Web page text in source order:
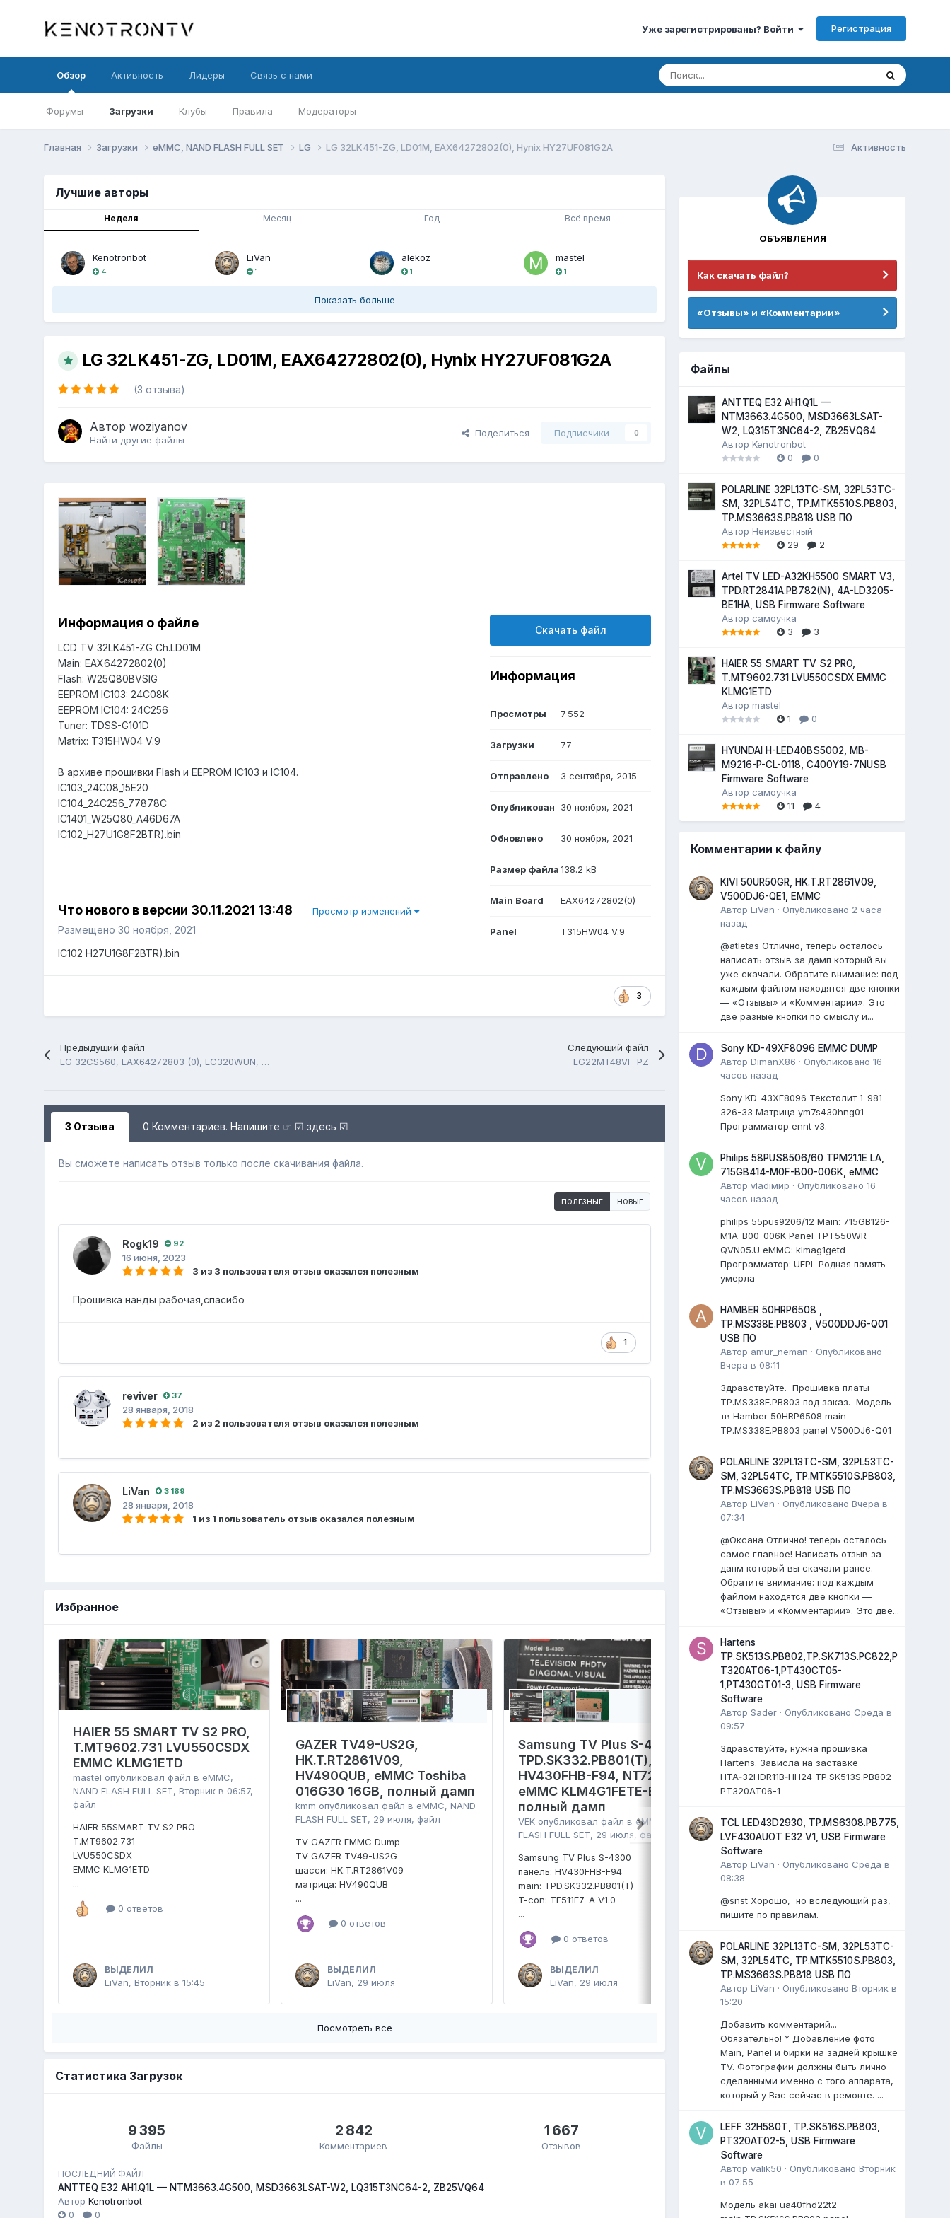
Уже зарегистрированы? Войти Регистрация
Обзор
Форумы Загрузки Клубы Правила Модераторы
Активность Лидеры Связь с нами
Активность
Главная Загрузки eMMC, NAND FLASH FULL SET LG LG 32LK451-ZG, LD01M, EAX64272802(0), Hynix HY27UF081G2A
Лучшие авторы
Неделя Месяц Год Всё время
Kenotronbot
4
LiVan
1
alekoz
1
mastel
1
Показать больше
LG 32LK451-ZG, LD01M, EAX64272802(0), Hynix HY27UF081G2A
(3 отзыва)
Авторwoziyanov
Найти другие файлы
Поделиться Подписчики 0
Информация о файле
LCD TV 32LK451-ZG Ch.LD01M
Main: EAX64272802(0)
Flash: W25Q80BVSIG
EEPROM IC103: 24C08K
EEPROM IC104: 24C256
Tuner: TDSS-G101D
Matrix: T315HW04 V.9
В архиве прошивки Flash и EEPROM IC103 и IC104.
IC103_24C08_15E20
IC104_24C256_77878C
IC1401_W25Q80_A46D67A
IC102_H27U1G8F2BTR).bin
Что нового в версии 30.11.2021 13:48 Просмотр изменений
Размещено30 ноября, 2021
IC102 H27U1G8F2BTR).bin
Скачать файл
Информация
Просмотры 7 552
Загрузки 77
Отправлено 3 сентября, 2015
Опубликован 30 ноября, 2021
Обновлено 30 ноября, 2021
Размер файла138.2 kB
Main Board EAX64272802(0)
Panel T315HW04 V.9
3
Предыдущий файл
LG 32CS560, EAX64272803 (0), LC320WUN, H27U1G8F2BTR-BC
Следующий файл
LG22MT48VF-PZ
3 Отзыва 0 Комментариев. Напишите ☞ ☑ здесь ☑
Вы сможете написать отзыв только после скачивания файла.
ПОЛЕЗНЫЕ НОВЫЕ
Rogk19 92
16 июня, 2023
3 из 3 пользователя отзыв оказался полезным
Прошивка нанды рабочая,спасибо
1
reviver 37
28 января, 2018
2 из 2 пользователя отзыв оказался полезным
LiVan 3 189
28 января, 2018
1 из 1 пользователь отзыв оказался полезным
Избранное
HAIER 55 SMART TV S2 PRO,
T.MT9602.731 LVU550CSDX
EMMC KLMG1ETD
mastel опубликовал файл в eMMC,
NAND FLASH FULL SET,Вторник в 06:57,
файл
HAIER 55SMART TV S2 PRO
T.MT9602.731
LVU550CSDX
EMMC KLMG1ETD
...
0 ответов
ВЫДЕЛИЛ
LiVan,Вторник в 15:45
GAZER TV49-US2G,
HK.T.RT2861V09,
HV490QUB, eMMC Toshiba
016G30 16GB, полный дамп
kmm опубликовал файл в eMMC, NAND
FLASH FULL SET, 29 июля, файл
TV GAZER EMMC Dump
TV GAZER TV49-US2G
шасси: HK.T.RT2861V09
матрица: HV490QUB
...
0 ответов
ВЫДЕЛИЛ
LiVan, 29 июля
Samsung TV Plus S-4300,
TPD.SK332.PB801(T),
HV430FHB-F94, NT72690,
eMMC KLM4G1FETE-B041,
полный дамп
VEK опубликовал файл в eMMC, NAND
FLASH FULL SET, 29 июля, файл
Samsung TV Plus S-4300
панель: HV430FHB-F94
main: TPD.SK332.PB801(T)
T-con: TF511F7-A V1.0
...
0 ответов
ВЫДЕЛИЛ
LiVan, 29 июля
LEFF 50U540S,
TP.SK706S.PC822. Damp
eMMC.
avdalevопубликовал файл в
LEFF 50U540S Яндекс ТВ.
Main: TP.SK706S.PC822
Cpu: MT9632EAATDB
Panel: CC500PV5D
...
0 ответов
ВЫДЕЛИЛ
Посмотреть все
Статистика Загрузок
9 395
Файлы
2 842
Комментариев
1 667
Отзывов
ПОСЛЕДНИЙ ФАЙЛ
ANTTEQ E32 AH1.Q1L — NTM3663.4G500, MSD3663LSAT-W2, LQ315T3NC64-2, ZB25VQ64
АвторKenotronbot
0
0
ОБЪЯВЛЕНИЯ
Как скачать файл?
«Отзывы» и «Комментарии»
Файлы
ANTTEQ E32 AH1.Q1L —
NTM3663.4G500, MSD3663LSAT-
W2, LQ315T3NC64-2, ZB25VQ64
АвторKenotronbot
0
0
POLARLINE 32PL13TC-SM, 32PL53TC-
SM, 32PL54TC, TP.MTK5510S.PB803,
TP.MS3663S.PB818 USB ПО
АвторНеизвестный
29
2
Artel TV LED-A32KH5500 SMART V3,
TPD.RT2841A.PB782(N), 4A-LD3205-
BE1HA, USB Firmware Software
Автор самоучка
3
3
HAIER 55 SMART TV S2 PRO,
T.MT9602.731 LVU550CSDX EMMC
KLMG1ETD
Авторmastel
1
0
HYUNDAI H-LED40BS5002, MB-
M9216-P-CL-0118, C400Y19-7NUSB
Firmware Software
Автор самоучка
11
4
Комментарии к файлу
KIVI 50UR50GR, HK.T.RT2861V09,
V500DJ6-QE1, EMMC
АвторLiVan · Опубликовано 2 часа
назад
@atletas Отлично, теперь осталось
написать отзыв за дамп который вы
уже скачали. Обратите внимание: под
каждым файлом находятся две кнопки
— «Отзывы» и «Комментарии». Это
две разные кнопки по смыслу и...
Sony KD-49XF8096 EMMC DUMP
АвторDimanX86 · Опубликовано16
часов назад
Sony KD-43XF8096 Текстолит 1-981-
326-33 Матрица ym7s430hng01
Программатор ennt v3.
Philips 58PUS8506/60 TPM21.1E LA,
715GB414-M0F-B00-006K, eMMC
Авторvladiмир · Опубликовано16
часов назад
philips 55pus9206/12 Мain: 715GB126-
M1A-B00-006K Panel TPT550WR-
QVN05.U eMMC: klmag1getd
Программатор: UFPI Родная память
умерла
HAMBER 50HRP6508 ,
TP.MS338E.PB803 , V500DDJ6-Q01
USB ПО
Автор amur_neman · Опубликовано
Вчера в 08:11
Здравствуйте. Прошивка платы
TP.MS338E.PB803 под заказ. Модель
тв Hamber 50HRP6508 main
TP.MS338E.PB803 panel V500DJ6-Q01
POLARLINE 32PL13TC-SM, 32PL53TC-
SM, 32PL54TC, TP.MTK5510S.PB803,
TP.MS3663S.PB818 USB ПО
АвторLiVan · ОпубликованоВчера в
07:34
@Оксана Отлично! теперь осталось
самое главное! Написать отзыв за
дапм который вы скачали ранее.
Обратите внимание: под каждым
файлом находятся две кнопки —
«Отзывы» и «Комментарии». Это две...
Hartens
TP.SK513S.PB802,TP.SK713S.PC822,P
T320AT06-1,PT430CT05-
1,PT430GT01-3, USB Firmware
Software
АвторSader · Опубликовано Среда в
09:57
Здравствуйте, нужна прошивка
Hartens. Зависла на заставке
HTA‑32HDR11B‑HH24 TP.SK513S.PB802
PT320AT06-1
TCL LED43D2930, TP.MS6308.PB775,
LVF430AUOT E32 V1, USB Firmware
Software
АвторLiVan · Опубликовано Среда в
08:38
@snst Хорошо, но вследующий раз,
пишите по правилам.
POLARLINE 32PL13TC-SM, 32PL53TC-
SM, 32PL54TC, TP.MTK5510S.PB803,
TP.MS3663S.PB818 USB ПО
АвторLiVan · ОпубликованоВторник в
15:20
Добавить комментарий...
Обязательно! * Добавление фото
Main, Panel и бирки на задней крышке
TV. Фотографии должны быть лично
сделанными именно с того аппарата,
который у Вас сейчас в ремонте. ...
LEFF 32H580T, TP.SK516S.PB803,
PT320AT02-5, USB Firmware
Software
Авторvalik50 · ОпубликованоВторник
в 07:55
Модель akai ua40fhd22t2